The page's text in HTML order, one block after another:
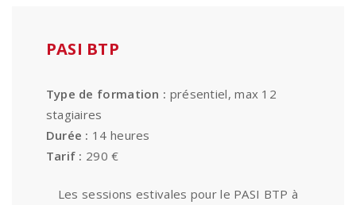
PASI BTP
Type de formation : présentiel, max 12
stagiaires
Durée : 14 heures
Tarif : 290 €
Les sessions estivales pour le PASI BTP à